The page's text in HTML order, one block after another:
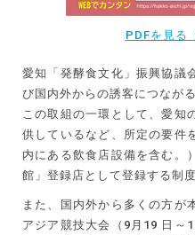
PDFを見る
愛知「発酵食文化」振興協議
び国内外からの誘客につなが
この取組の一環として、愛知
供しているなど、所定の要件
内にある飲食店設備を含む。
館」登録店として登録する制
また、国内外から多くの方が
アジア競技大会（9月19 日～